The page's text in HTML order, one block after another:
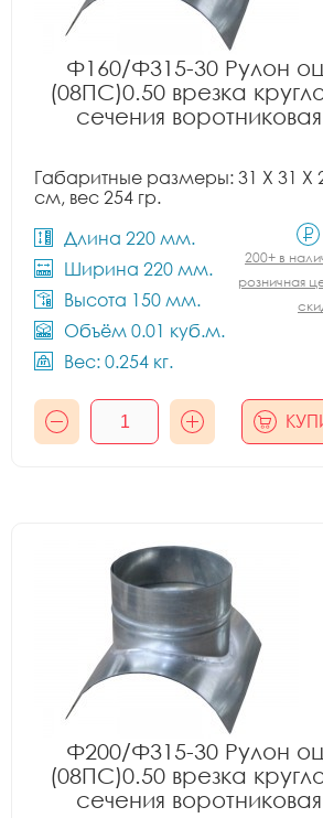
Ф160/Ф315-30 Рулон
(08ПС)0.50 врезка
сечения воротниковая
Габаритные размеры: 31 X 31 X
см, вес 254 гр.
Длина 220 мм.
Ширина 220 мм.
Высота 150 мм.
Объём 0.01 куб.м.
Вес: 0.254 кг.
200+ в
розничная
Ф200/Ф315-30 Рулон
(08ПС)0.50 врезка
сечения воротниковая